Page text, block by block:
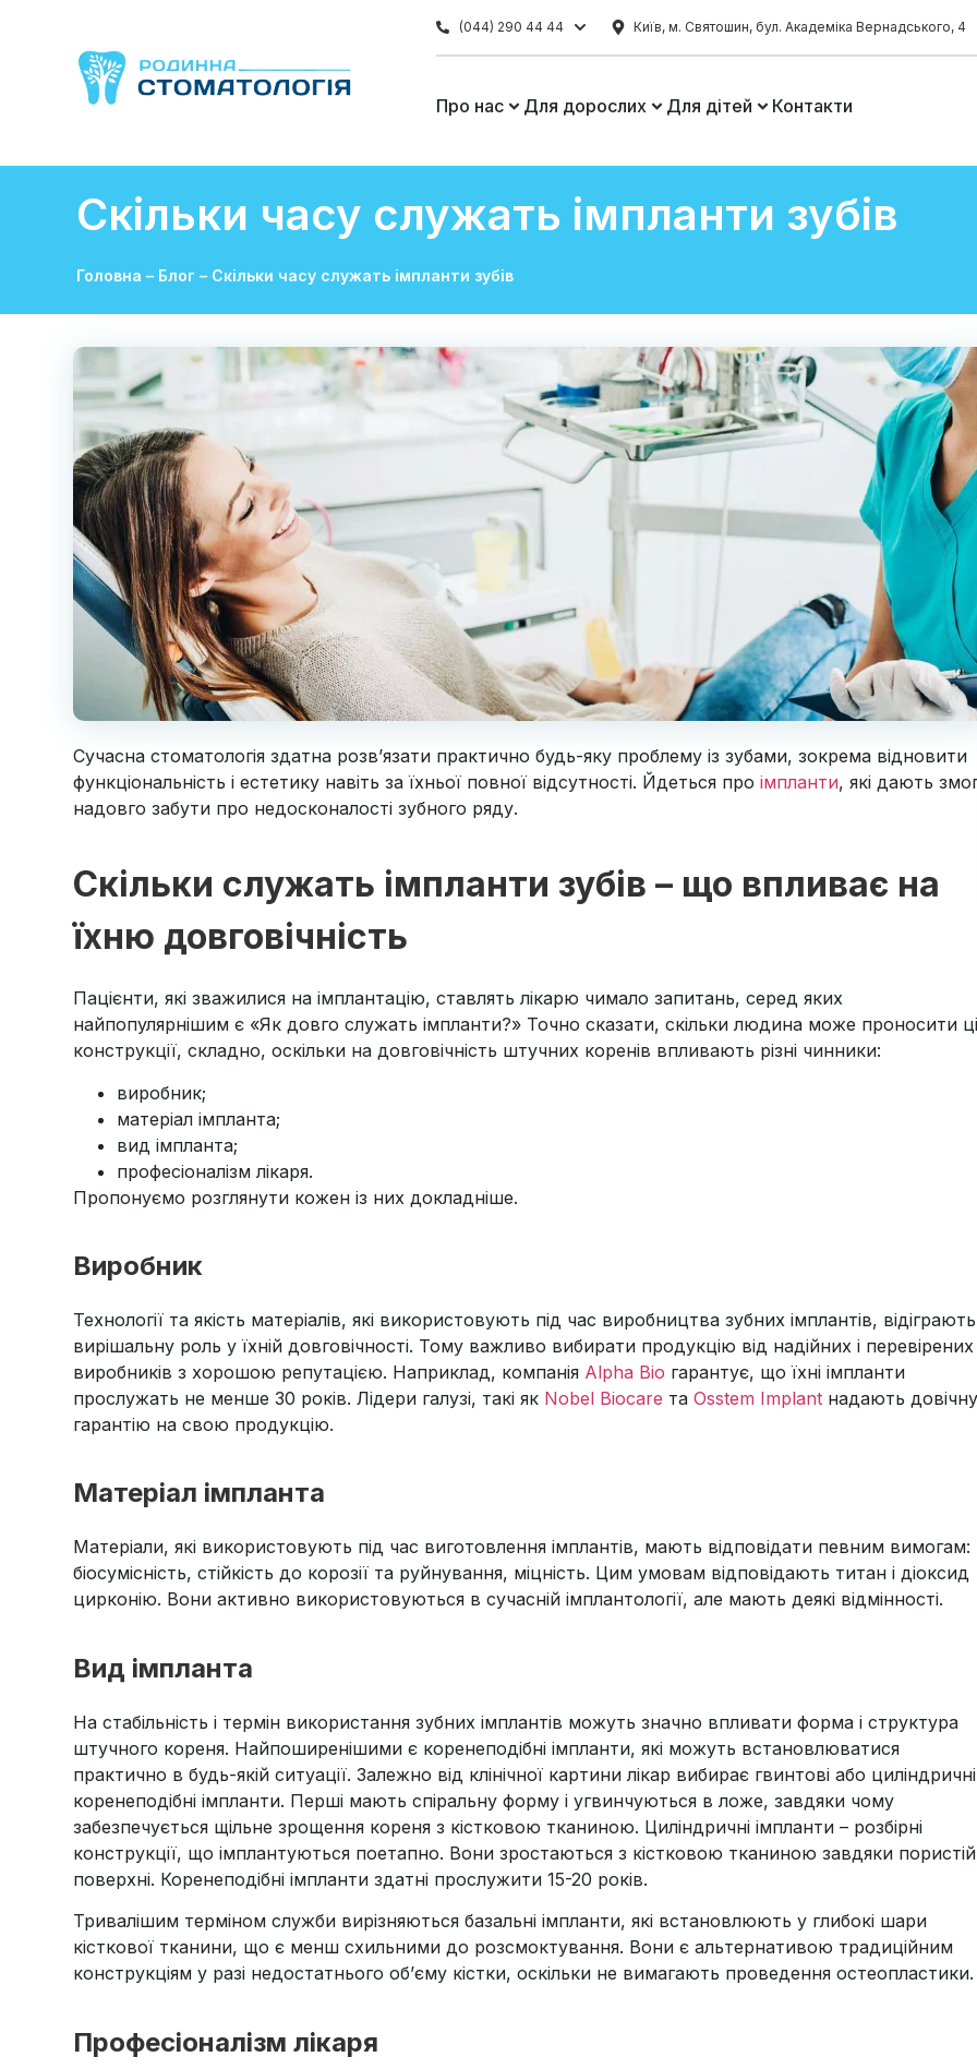
(044) 290 44 44 Київ, м. Святошин, бул. Академіка Вернадського, 4
Про нас Для дорослих Для дітей Контакти
Скільки часу служать імпланти зубів
Головна – Блог – Скільки часу служать імпланти зубів
Сучасна стоматологія здатна розв’язати практично будь-яку проблему із зубами, зокрема відновити
функціональність і естетику навіть за їхньої повної відсутності. Йдеться про імпланти, які дають
надовго забути про недосконалості зубного ряду.
Скільки служать імпланти зубів – що впливає на
їхню довговічність
Пацієнти, які зважилися на імплантацію, ставлять лікарю чимало запитань, серед яких
найпопулярнішим є «Як довго служать імпланти?» Точно сказати, скільки людина може проносити ці
конструкції, складно, оскільки на довговічність штучних коренів впливають різні чинники:
виробник;
матеріал імпланта;
вид імпланта;
професіоналізм лікаря.
Пропонуємо розглянути кожен із них докладніше.
Виробник
Технології та якість матеріалів, які використовують під час виробництва зубних імплантів, відіграють
вирішальну роль у їхній довговічності. Тому важливо вибирати продукцію від надійних і перевірених
виробників з хорошою репутацією. Наприклад, компанія Alpha Bio гарантує, що їхні імпланти
прослужать не менше 30 років. Лідери галузі, такі як Nobel Biocare та Osstem Implant надають довічну
гарантію на свою продукцію.
Матеріал імпланта
Матеріали, які використовують під час виготовлення імплантів, мають відповідати певним вимогам:
біосумісність, стійкість до корозії та руйнування, міцність. Цим умовам відповідають титан і діоксид
цирконію. Вони активно використовуються в сучасній імплантології, але мають деякі відмінності.
Вид імпланта
На стабільність і термін використання зубних імплантів можуть значно впливати форма і структура
штучного кореня. Найпоширенішими є коренеподібні імпланти, які можуть встановлюватися
практично в будь-якій ситуації. Залежно від клінічної картини лікар вибирає гвинтові або циліндричні
коренеподібні імпланти. Перші мають спіральну форму і угвинчуються в ложе, завдяки чому
забезпечується щільне зрощення кореня з кістковою тканиною. Циліндричні імпланти – розбірні
конструкції, що імплантуються поетапно. Вони зростаються з кістковою тканиною завдяки пористій
поверхні. Коренеподібні імпланти здатні прослужити 15-20 років.
Тривалішим терміном служби вирізняються базальні імпланти, які встановлюють у глибокі шари
кісткової тканини, що є менш схильними до розсмоктування. Вони є альтернативою традиційним
конструкціям у разі недостатнього об’єму кістки, оскільки не вимагають проведення остеопластики.
Професіоналізм лікаря
лікування зуба
Ендодонтія – галузь стоматології, яка
дарує друге…
Детальніше
причини та ефективне лікування
Коли батьки помічають у дитини
почервоніння, набряк…